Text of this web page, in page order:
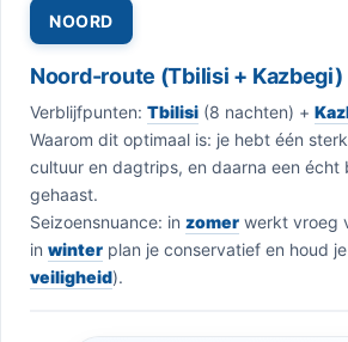
NOORD
Noord-route (Tbilisi + Kazbegi)
Verblijfpunten: Tbilisi (8 nachten) +
Waarom dit optimaal is: je hebt één
cultuur en dagtrips, en daarna een écht
gehaast.
Seizoensnuance: in zomer werkt vroeg
in winter plan je conservatief en houd
veiligheid).